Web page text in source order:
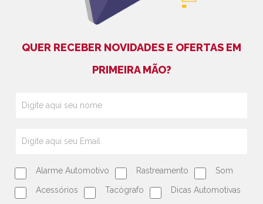
QUER RECEBER NOVIDADES E OFERTAS EM
PRIMEIRA MÃO?
Alarme Automotivo Rastreamento Som
Acessórios Tacógrafo Dicas Automotivas